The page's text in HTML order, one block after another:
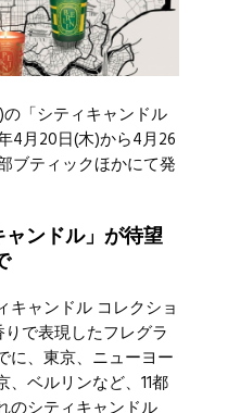
「シティキャンドル
4月20日(木)から4月26
ブティックほかにて発
ャンドル」が待望
キャンドル コレクショ
りで表現したフレグラ
に、東京、ニューヨー
ベルリンなど、11都